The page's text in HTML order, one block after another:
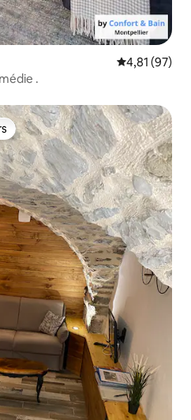
Évaluation
4,81 (97)
.
plus appréciés